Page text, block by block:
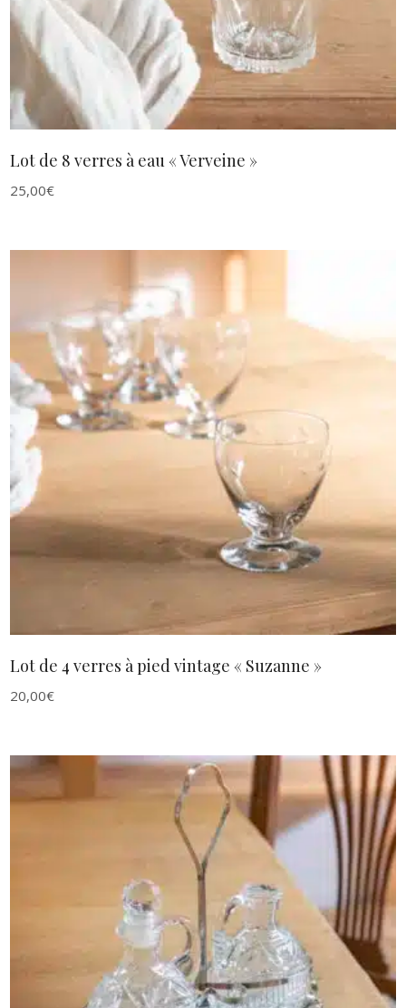
Lot de 8 verres à eau « Verveine »
25,00€
AJOUTER AU PANIER
Lot de 4 verres à pied vintage « Suzanne »
20,00€
AJOUTER AU PANIER